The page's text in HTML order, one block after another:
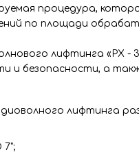
процедура,
по площади
лифтинга «РХ -
и безопасности, а
лифтинга
7";